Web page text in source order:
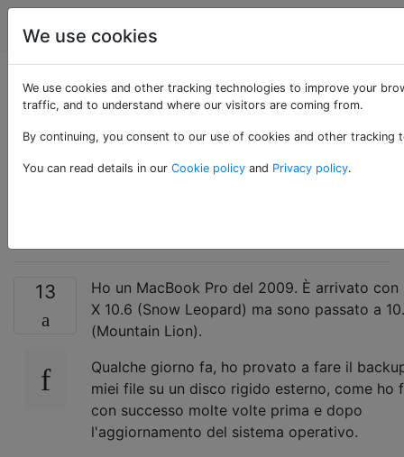
Apple
Time Machine
bloccato su
"Preparazione
13
Ho un MacBook Pro del 2009. È arrivato con
X 10.6 (Snow Leopard) ma sono passato a
(Mountain Lion).
Qualche giorno fa, ho provato a fare il
miei file su un disco rigido esterno, come ho
con successo molte volte prima e dopo
l'aggiornamento del sistema operativo.
We use cookies
We use cookies and other tracking technologies to improve your
traffic, and to understand where our visitors are coming from.
By continuing, you consent to our use of cookies and other
You can read details in our Cookie policy and Privacy policy.